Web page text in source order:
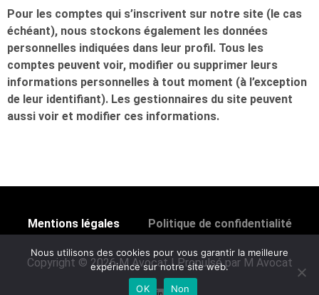
Pour les comptes qui s’inscrivent sur notre site (le cas
échéant), nous stockons également les données
personnelles indiquées dans leur profil. Tous les
comptes peuvent voir, modifier ou supprimer leurs
informations personnelles à tout moment (à l’exception
de leur identifiant). Les gestionnaires du site peuvent
aussi voir et modifier ces informations.
Mentions légales Politique de confidentialité
Copyright © 2026 M Avocat | Propulsé par M Avocat
Nous utilisons des cookies pour vous garantir la meilleure
expérience sur notre site web.
OK
Non